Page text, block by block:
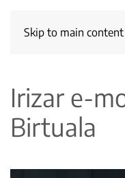
Skip to main content
Irizar e-
Birtuala